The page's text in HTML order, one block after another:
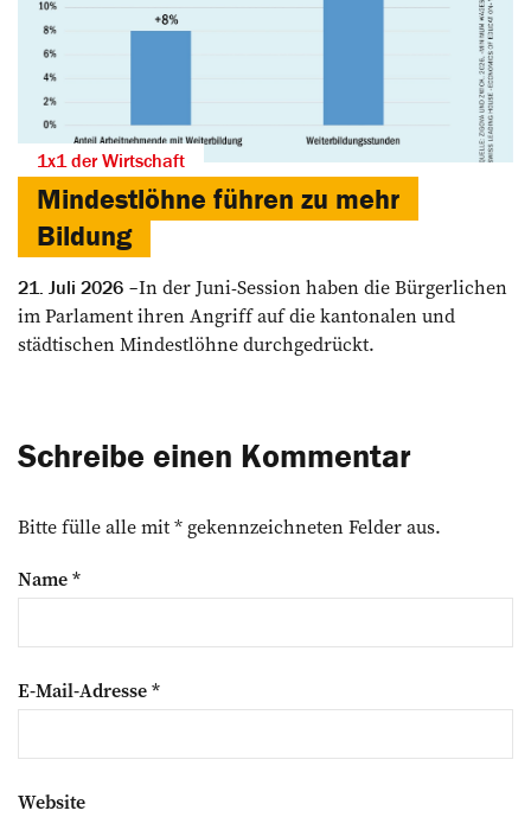
1x1 der Wirtschaft
Mindestlöhne führen zu mehr
Bildung
21. Juli 2026
In der Juni-Session haben die Bürgerlichen
im Parlament ihren Angriff auf die kantonalen und
städtischen Mindestlöhne durchgedrückt.
Schreibe einen Kommentar
Bitte fülle alle mit * gekennzeichneten Felder aus.
Name*
E-Mail-Adresse*
Website